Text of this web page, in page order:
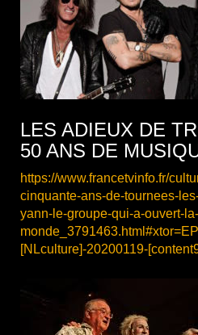
LES ADIEUX DE
50 ANS DE
https://www.francetvinfo.fr/
cinquante-ans-de-tournees-
yann-le-groupe-qui-a-ouvert-
[NLculture]-20200119-